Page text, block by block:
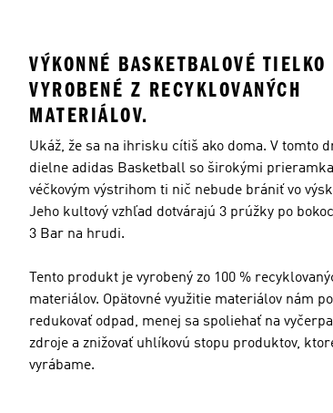
VÝKONNÉ BASKETBALOVÉ TIELKO
VYROBENÉ Z RECYKLOVANÝCH
MATERIÁLOV.
Ukáž, že sa na ihrisku cítiš ako doma. V tomto
dielne adidas Basketball so širokými
véčkovým výstrihom ti nič nebude brániť vo
Jeho kultový vzhľad dotvárajú 3 prúžky po
3 Bar na hrudi.
Tento produkt je vyrobený zo 100 %
materiálov. Opätovné využitie materiálov nám
redukovať odpad, menej sa spoliehať na
zdroje a znižovať uhlíkovú stopu produktov,
vyrábame.